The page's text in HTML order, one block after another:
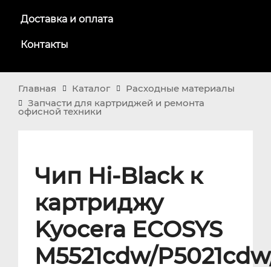
Доставка и оплата
Контакты
Главная Каталог
Расходные материалы
Запчасти для картриджей и ремонта
офисной техники
Чип Hi-Black к
картриджу
Kyocera ECOSYS
M5521cdw/